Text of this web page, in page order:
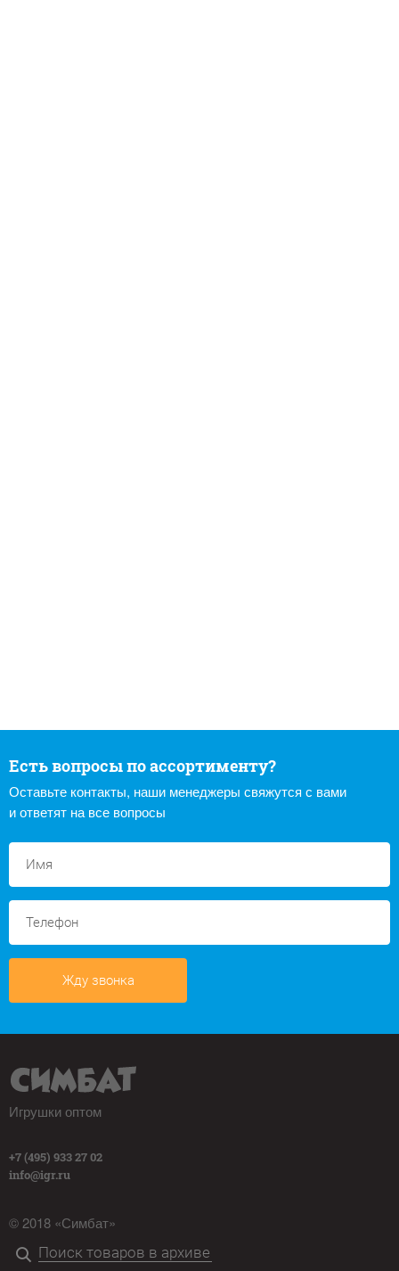
Есть вопросы по ассортименту?
Оставьте контакты, наши менеджеры свяжутся с вами
и ответят на все вопросы
Жду звонка
Игрушки оптом
+7 (495) 933 27 02
info@igr.ru
© 2018 «Симбат»